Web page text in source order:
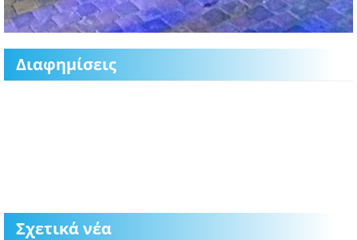
Διαφημίσεις
Σχετικά νέα